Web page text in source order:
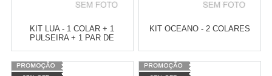
KIT LUA - 1 COLAR + 1
PULSEIRA + 1 PAR DE
Varejo:
KIT OCEANO - 2 COLARES
Varejo: